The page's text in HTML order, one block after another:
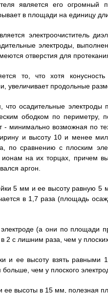
является его
в площади на единицу
электроочиститель
электроды,
отверстия для
то, что хотя
увеличивает продольные
что осадительные
ободком по периметру,
минимально возможная по
и высоту 10 и менее
по сравнению с плоским
ионам на их торцах, причем
аргон.
5 мм и ее высоту равную
в 1,7 раза (площадь
электроде (а они по
2 с лишним раза, чем у плоских
и ее высоту взять
чем у плоского
ее высоты в 15 мм, полезная